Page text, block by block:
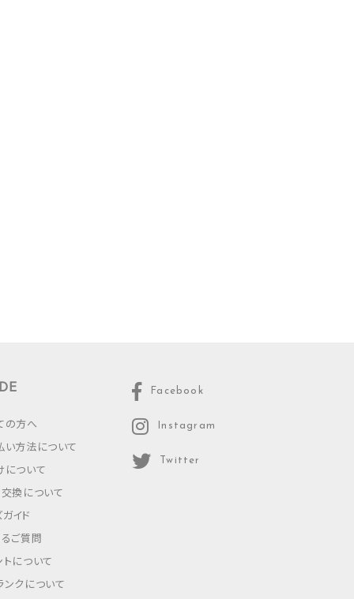
の方へ
い方法について
について
交換について
イド
るご質問
トについて
ンクについて
Facebook
Instagram
Twitter